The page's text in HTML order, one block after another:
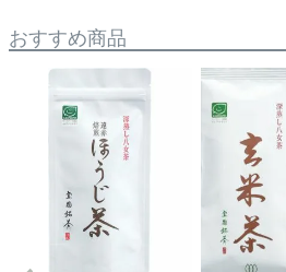
おすすめ商品